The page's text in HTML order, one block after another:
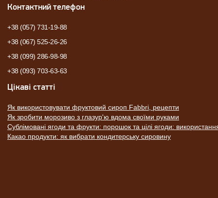
Контактний телефон
+38 (057) 731-19-88
+38 (067) 525-26-26
+38 (099) 286-98-98
+38 (093) 703-63-63
Цікаві статті
Як використовувати фруктовий сироп Fabbri, рецепти
Як зробити морозиво з глазур'ю вдома своїми руками
Сублімовані ягоди та фрукти: порошок та цілі ягоди:
Какао продукти: як вибрати кондитерську сировину